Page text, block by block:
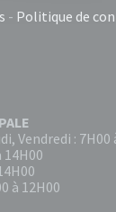
- Politique de
Vendredi : 7H00
14H00
à 12H00